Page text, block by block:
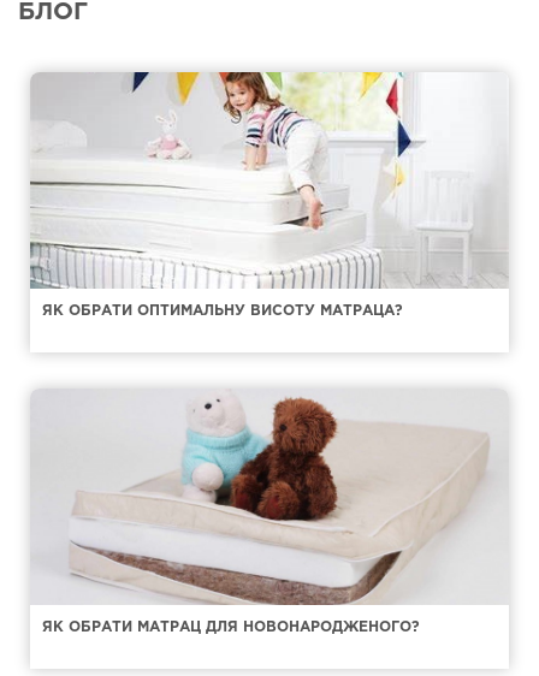
БЛОГ
ЯК ОБРАТИ ОПТИМАЛЬНУ ВИСОТУ МАТРАЦА?
ЯК ОБРАТИ МАТРАЦ ДЛЯ НОВОНАРОДЖЕНОГО?